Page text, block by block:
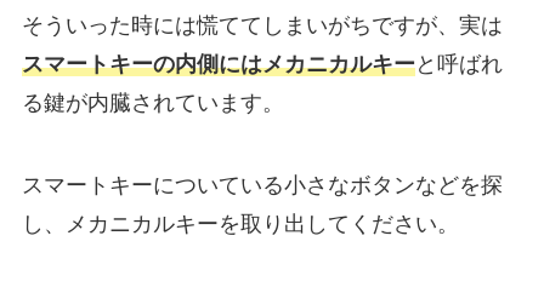
そういった時には慌ててしまいがちですが、実は
スマートキーの内側にはメカニカルキーと呼ばれ
る鍵が内臓されています。
スマートキーについている小さなボタンなどを探
し、メカニカルキーを取り出してください。